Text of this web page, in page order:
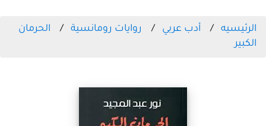
الرئيسيه أدب عربي روايات رومانسية
‌الحرمان
الكبير